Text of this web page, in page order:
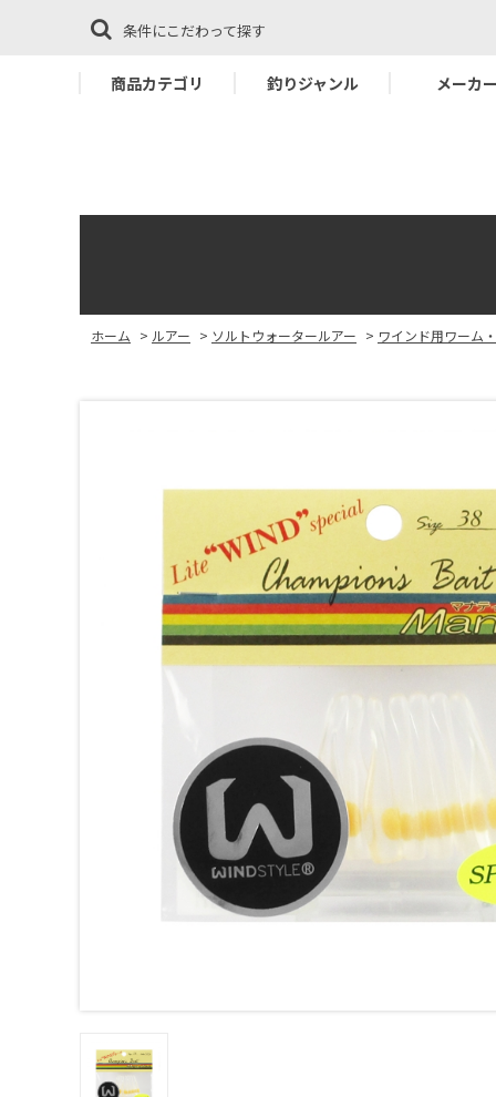
条件にこだわって探す
商品カテゴリ 釣りジャンル メーカ
ホーム > ルアー > ソルトウォータールアー > ワインド用ワーム